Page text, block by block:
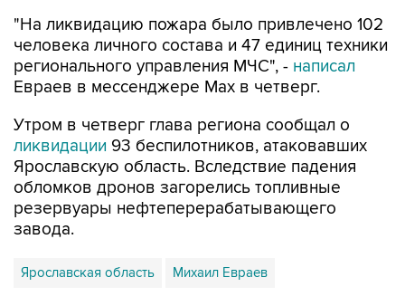
"На ликвидацию пожара было привлечено 102
человека личного состава и 47 единиц техники
регионального управления МЧС", - написал
Евраев в мессенджере Мах в четверг.
Утром в четверг глава региона сообщал о
ликвидации 93 беспилотников, атаковавших
Ярославскую область. Вследствие падения
обломков дронов загорелись топливные
резервуары нефтеперерабатывающего
завода.
Ярославская область Михаил Евраев